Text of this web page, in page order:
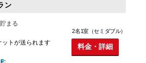
ン
まる
トが送られます
2名1室（セミダブル）
料金・詳細